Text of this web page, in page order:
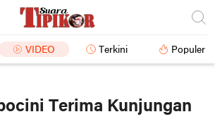
VIDEO Terkini Populer
Terima Kunjungan